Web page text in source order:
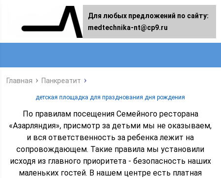
Главная Панкреатит
детская площадка для празднования дня рождения
По правилам посещения Семейного ресторана
«Азарляндия», присмотр за детьми мы не оказываем,
и вся ответственность за ребенка лежит на
сопровождающем. Такие правила мы установили
исходя из главного приоритета - безопасность наших
маленьких гостей. В нашем центре есть платная
Для любых предложений по сайту:
medtechnika-nt@cp9.ru